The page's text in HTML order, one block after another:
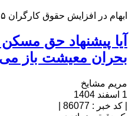
ابهام در افزایش حقوق کارگران ۱۴۰۵؛
بحران معیشت باز
مریم مشایخ
1 اسفند 1404
کد خبر : 86077